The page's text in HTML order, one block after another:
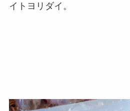
イトヨリダイ。